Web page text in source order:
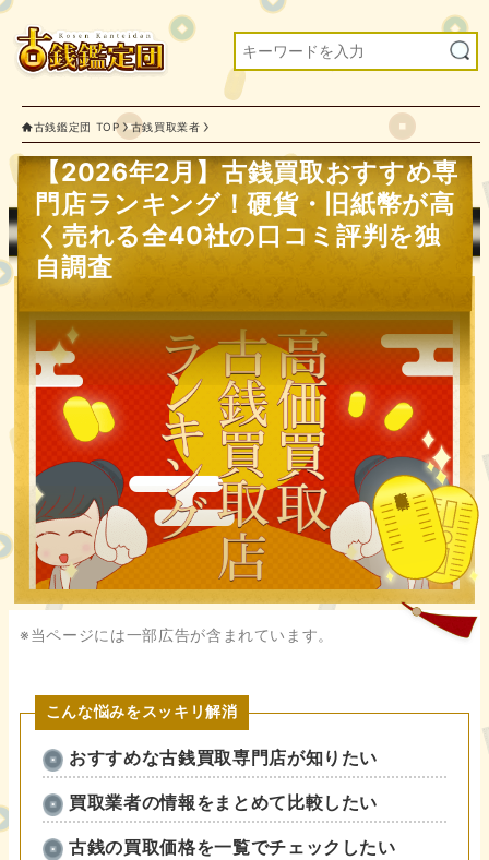
古銭鑑定団 TOP 古銭買取業者
【2026年2月】古銭買取おすすめ専
門店ランキング！硬貨・旧紙幣が高
く売れる全40社の口コミ評判を独
自調査
古銭買取業者
※当ページには一部広告が含まれています。
こんな悩みをスッキリ解消
おすすめな古銭買取専門店が知りたい
買取業者の情報をまとめて比較したい
古銭の買取価格を一覧でチェックしたい